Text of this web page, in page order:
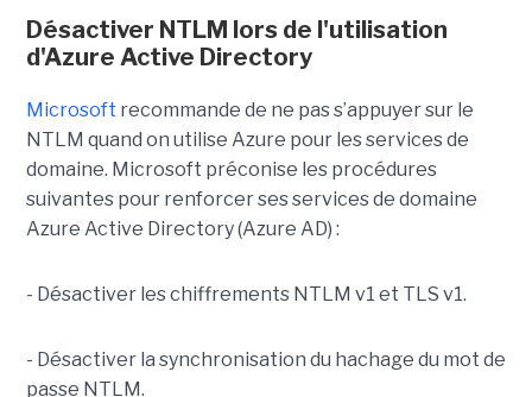
Désactiver NTLM lors de l'utilisation
d'Azure Active Directory
Microsoft recommande de ne pas s’appuyer sur le
NTLM quand on utilise Azure pour les services de
domaine. Microsoft préconise les procédures
suivantes pour renforcer ses services de domaine
Azure Active Directory (Azure AD) :
- Désactiver les chiffrements NTLM v1 et TLS v1.
- Désactiver la synchronisation du hachage du mot de
passe NTLM.